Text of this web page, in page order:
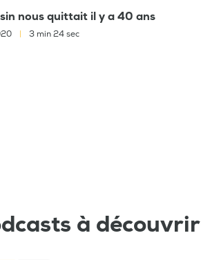
nous quittait il y a 40 ans
| 3 min 24 sec
à découvrir